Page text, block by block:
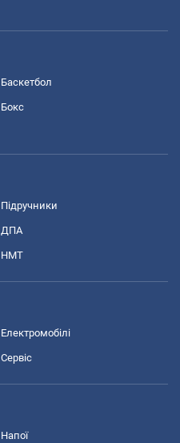
Баскетбол
Бокс
Підручники
ДПА
НМТ
Електромобілі
Сервіс
Напої